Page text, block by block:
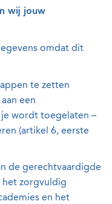
wij jouw
omdat dit
te zetten
een
je wordt toegelaten –
(artikel 6, eerste
de gerechtvaardigde
het zorgvuldig
en het